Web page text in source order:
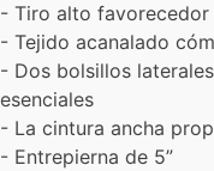
- Tiro alto
- Tejido acanalado
- Dos bolsillos
esenciales
- La cintura ancha
- Entrepierna de 5”